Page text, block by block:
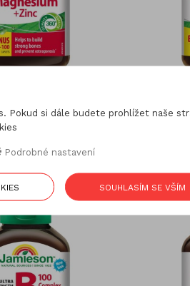
hořčík se zinkem
Kč
Pokud si dále budete prohlížet naše
Podrobné nastavení
SOUHLASÍM SE VŠÍM